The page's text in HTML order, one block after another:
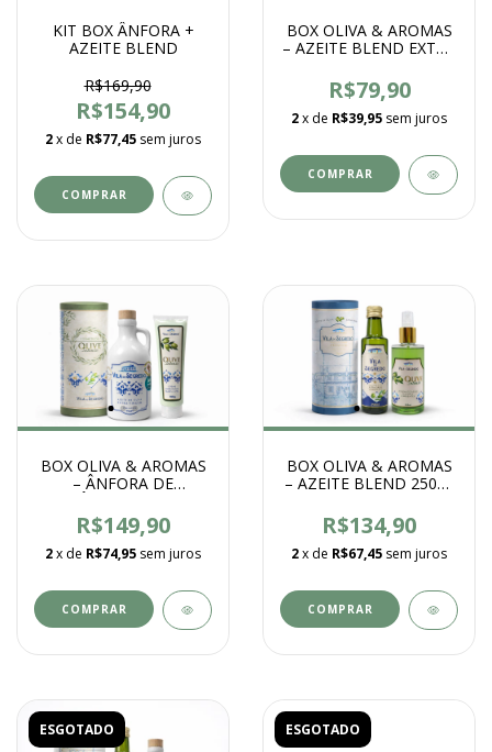
KIT BOX ÂNFORA +
AZEITE BLEND
R$169,90
R$154,90
2x de R$77,45 sem juros
BOX OLIVA & AROMAS
– AZEITE BLEND EXTRA
R$79,90
2x de R$39,95 sem juros
BOX OLIVA & AROMAS
– ÂNFORA DE
CREME MÃOS E PÉS
100G
R$149,90
2x de R$74,95 sem juros
BOX OLIVA & AROMAS
– AZEITE BLEND 250ml
AMBIENTES 250ml
R$134,90
2x de R$67,45 sem juros
ESGOTADO ESGOTADO